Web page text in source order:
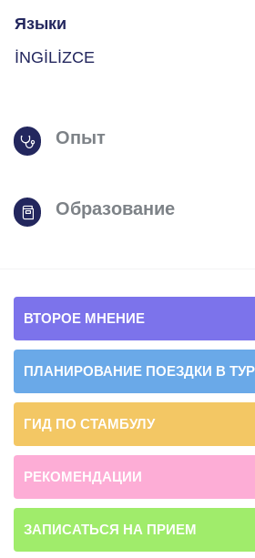
Языки
İNGİLİZCE
Опыт
Образование
ВТОРОЕ МНЕНИЕ
ПЛАНИРОВАНИЕ ПОЕЗДКИ В
ГИД ПО СТАМБУЛУ
РЕКОМЕНДАЦИИ
ЗАПИСАТЬСЯ НА ПРИЕМ